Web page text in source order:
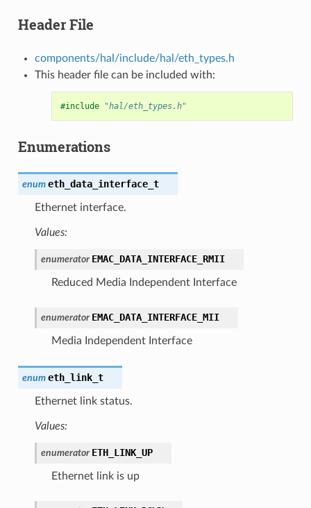
Header File
components/hal/include/hal/eth_types.h
This header file can be included with:
#include "hal/eth_types.h"
Enumerations
enum eth_data_interface_t
Ethernet interface.
Values:
enumerator EMAC_DATA_INTERFACE_RMII
Reduced Media Independent Interface
enumerator EMAC_DATA_INTERFACE_MII
Media Independent Interface
enum eth_link_t
Ethernet link status.
Values:
enumerator ETH_LINK_UP
Ethernet link is up